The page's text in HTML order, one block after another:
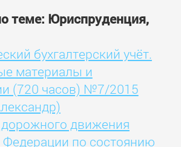
теме: Юриспруденция,
бухгалтерский учёт.
материалы и
(720 часов) №7/2015
движения
Федерации по состоянию